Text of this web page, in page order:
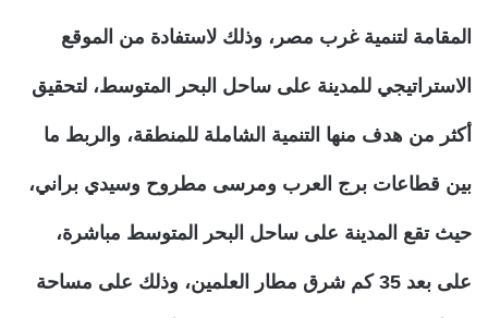
المقامة لتنمية غرب مصر، وذلك لاستفادة من الموقع
الاستراتيجي للمدينة على ساحل البحر المتوسط، لتحقيق
أكثر من هدف منها التنمية الشاملة للمنطقة، والربط ما
بين قطاعات برج العرب ومرسى مطروح وسيدي براني،
حيث تقع المدينة على ساحل البحر المتوسط مباشرة،
على بعد 35 كم شرق مطار العلمين، وذلك على مساحة